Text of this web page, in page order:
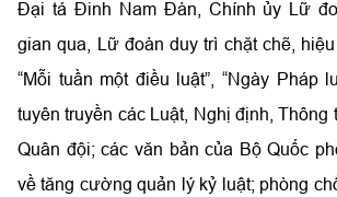
Đại tá Đinh Nam Đàn, Chính ủy Lữ
gian qua, Lữ đoàn duy trì chặt chẽ,
“Mỗi tuần một điều luật”, “Ngày Pháp
tuyên truyền các Luật, Nghị định, Thông
Quân đội; các văn bản của Bộ Quốc
về tăng cường quản lý kỷ luật; phòng